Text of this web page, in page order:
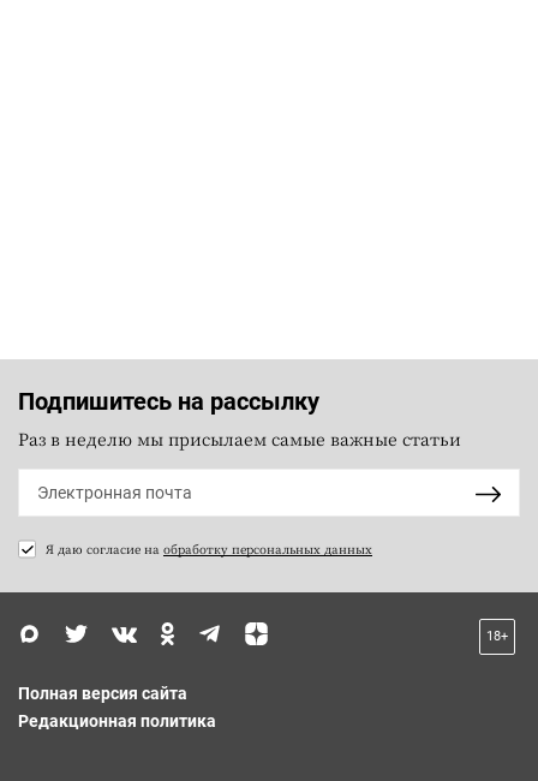
Подпишитесь на рассылку
Раз в неделю мы присылаем самые важные статьи
Я даю согласие на обработку персональных данных
18+
Полная версия сайта
Редакционная политика